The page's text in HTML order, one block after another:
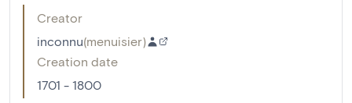
Creator
inconnu(menuisier)
Creation date
1701 - 1800